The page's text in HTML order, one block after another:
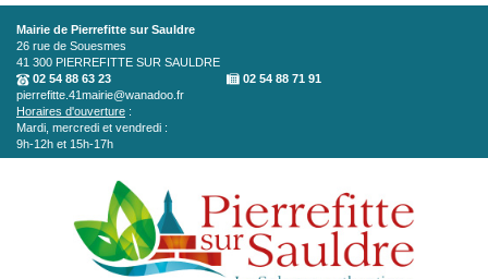
Aller au contenu principal
Mairie de Pierrefitte sur Sauldre
26 rue de Souesmes
41 300 PIERREFITTE SUR SAULDRE
02 54 88 63 23
02 54 88 71 91
pierrefitte.41mairie@wanadoo.fr
Horaires d'ouverture :
Mardi, mercredi et vendredi :
9h-12h et 15h-17h